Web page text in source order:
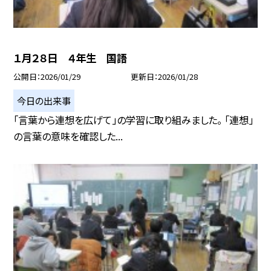
１月２８日 ４年生 国語
公開日 2026/01/29 更新日 2026/01/28
今日の出来事
「言葉から連想を広げて」の学習に取り組みました。 「連想」
の言葉の意味を確認した...